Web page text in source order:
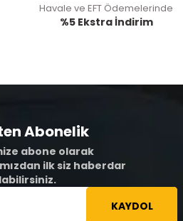
Havale ve EFT Ödemelerinde
%5 Ekstra İndirim
Abonelik
abone olarak
ilk siz haberdar
KAYDOL